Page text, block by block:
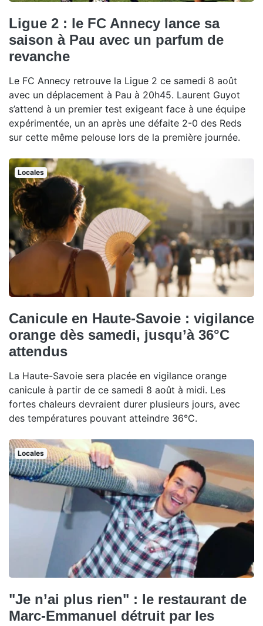
Ligue 2 : le FC Annecy lance sa
saison à Pau avec un parfum de
revanche
Le FC Annecy retrouve la Ligue 2 ce samedi 8 août
avec un déplacement à Pau à 20h45. Laurent Guyot
s’attend à un premier test exigeant face à une équipe
expérimentée, un an après une défaite 2-0 des Reds
sur cette même pelouse lors de la première journée.
Locales
Canicule en Haute-Savoie : vigilance
orange dès samedi, jusqu’à 36°C
attendus
La Haute-Savoie sera placée en vigilance orange
canicule à partir de ce samedi 8 août à midi. Les
fortes chaleurs devraient durer plusieurs jours, avec
des températures pouvant atteindre 36°C.
Locales
"Je n’ai plus rien" : le restaurant de
Marc-Emmanuel détruit par les